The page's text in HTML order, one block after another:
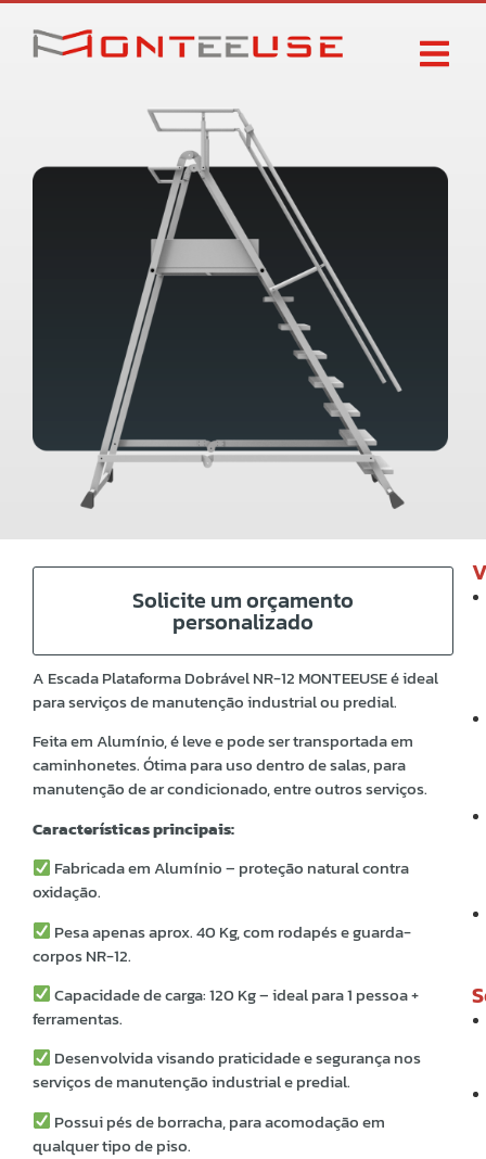
Solicite um orçamento
personalizado
A Escada Plataforma Dobrável NR-12 MONTEEUSE é ideal
para serviços de manutenção industrial ou predial.
Feita em Alumínio, é leve e pode ser transportada em
caminhonetes. Ótima para uso dentro de salas, para
manutenção de ar condicionado, entre outros serviços.
Características principais:
Fabricada em Alumínio – proteção natural contra
oxidação.
Pesa apenas aprox. 40 Kg, com rodapés e guarda-
corpos NR-12.
Capacidade de carga: 120 Kg – ideal para 1 pessoa +
ferramentas.
Desenvolvida visando praticidade e segurança nos
serviços de manutenção industrial e predial.
Possui pés de borracha, para acomodação em
qualquer tipo de piso.